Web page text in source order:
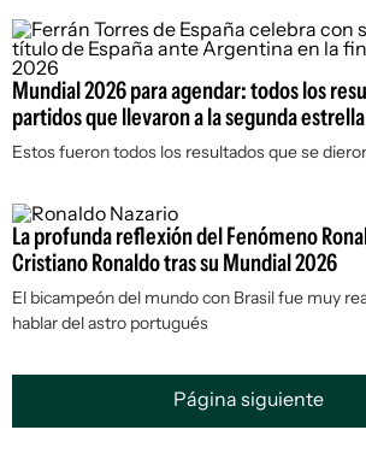
Mundial 2026 para agendar: todos los
partidos que llevaron a la segunda
Estos fueron todos los resultados que se
La profunda reflexión del Fenómeno
Cristiano Ronaldo tras su Mundial 2026
El bicampeón del mundo con Brasil fue muy
hablar del astro portugués
Página siguiente